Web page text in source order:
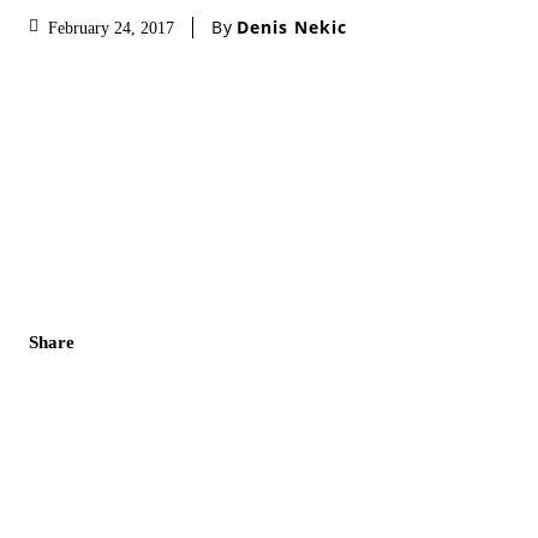
February 24, 2017 By Denis Nekic
Share